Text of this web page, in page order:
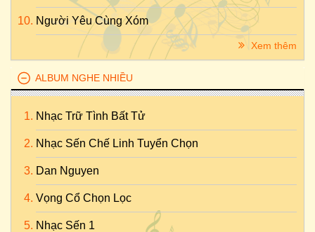
Người Yêu Cùng Xóm
Xem thêm
ALBUM NGHE NHIỀU
Nhạc Trữ Tình Bất Tử
Nhạc Sến Chế Linh Tuyển Chọn
Dan Nguyen
Vọng Cổ Chọn Lọc
Nhạc Sến 1